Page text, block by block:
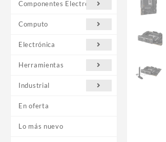
Componentes Electrónicos
Computo
Electrónica
Herramientas
Industrial
En oferta
Lo más nuevo